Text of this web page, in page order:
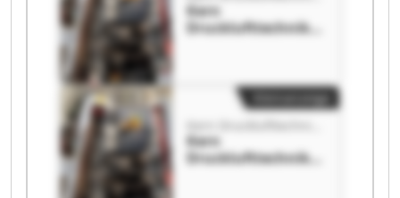
Kern
Drucklufttechnik
Drucklufttechnik
GmbH & Co. KG
Kern
Drucklufttechnik
Kleinanzeige